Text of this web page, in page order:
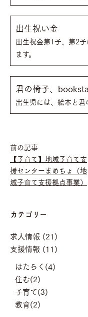
出生祝い金
出生祝金第1子、第2
ます。
君の椅子、
出生児には、絵本と君
前の記事
【子育て】地域子育て支
援センターまめちょ（地
域子育て支援拠点事業）
カテゴリー
求人情報 (21)
支援情報 (11)
はたらく(4)
住む(2)
子育て(3)
教育(2)